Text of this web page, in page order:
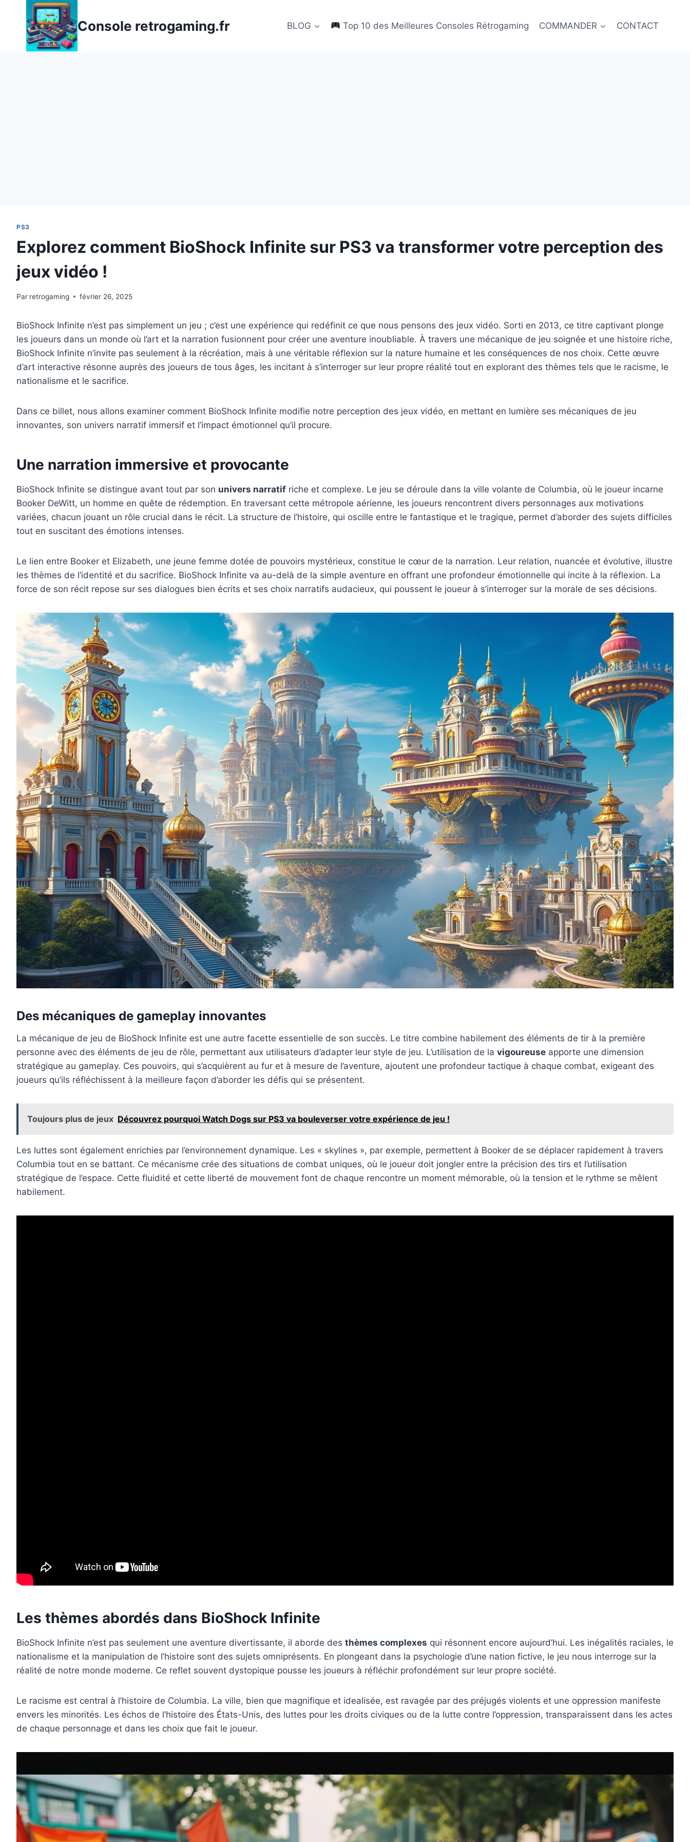
contenu
Console retrogaming.fr BLOG Top 10 des Meilleures Consoles Rétrogaming COMMANDER CONTACT
PS3
Explorez comment BioShock Infinite sur PS3 va transformer votre perception des
jeux vidéo !
Par retrogaming février 26, 2025
BioShock Infinite n’est pas simplement un jeu ; c’est une expérience qui redéfinit ce que nous pensons des jeux vidéo. Sorti en 2013, ce titre captivant plonge
les joueurs dans un monde où l’art et la narration fusionnent pour créer une aventure inoubliable. À travers une mécanique de jeu soignée et une histoire riche,
BioShock Infinite n’invite pas seulement à la récréation, mais à une véritable réflexion sur la nature humaine et les conséquences de nos choix. Cette œuvre
d’art interactive résonne auprès des joueurs de tous âges, les incitant à s’interroger sur leur propre réalité tout en explorant des thèmes tels que le racisme, le
nationalisme et le sacrifice.
Dans ce billet, nous allons examiner comment BioShock Infinite modifie notre perception des jeux vidéo, en mettant en lumière ses mécaniques de jeu
innovantes, son univers narratif immersif et l’impact émotionnel qu’il procure.
Une narration immersive et provocante
BioShock Infinite se distingue avant tout par son univers narratif riche et complexe. Le jeu se déroule dans la ville volante de Columbia, où le joueur incarne
Booker DeWitt, un homme en quête de rédemption. En traversant cette métropole aérienne, les joueurs rencontrent divers personnages aux motivations
variées, chacun jouant un rôle crucial dans le récit. La structure de l’histoire, qui oscille entre le fantastique et le tragique, permet d’aborder des sujets difficiles
tout en suscitant des émotions intenses.
Le lien entre Booker et Elizabeth, une jeune femme dotée de pouvoirs mystérieux, constitue le cœur de la narration. Leur relation, nuancée et évolutive, illustre
les thèmes de l’identité et du sacrifice. BioShock Infinite va au-delà de la simple aventure en offrant une profondeur émotionnelle qui incite à la réflexion. La
force de son récit repose sur ses dialogues bien écrits et ses choix narratifs audacieux, qui poussent le joueur à s’interroger sur la morale de ses décisions.
Des mécaniques de gameplay innovantes
La mécanique de jeu de BioShock Infinite est une autre facette essentielle de son succès. Le titre combine habilement des éléments de tir à la première
personne avec des éléments de jeu de rôle, permettant aux utilisateurs d’adapter leur style de jeu. L’utilisation de la vigoureuse apporte une dimension
stratégique au gameplay. Ces pouvoirs, qui s’acquièrent au fur et à mesure de l’aventure, ajoutent une profondeur tactique à chaque combat, exigeant des
joueurs qu’ils réfléchissent à la meilleure façon d’aborder les défis qui se présentent.
Toujours plus de jeux Découvrez pourquoi Watch Dogs sur PS3 va bouleverser votre expérience de jeu !
Les luttes sont également enrichies par l’environnement dynamique. Les « skylines », par exemple, permettent à Booker de se déplacer rapidement à travers
Columbia tout en se battant. Ce mécanisme crée des situations de combat uniques, où le joueur doit jongler entre la précision des tirs et l’utilisation
stratégique de l’espace. Cette fluidité et cette liberté de mouvement font de chaque rencontre un moment mémorable, où la tension et le rythme se mêlent
habilement.
Les thèmes abordés dans BioShock Infinite
BioShock Infinite n’est pas seulement une aventure divertissante, il aborde des thèmes complexes qui résonnent encore aujourd’hui. Les inégalités raciales, le
nationalisme et la manipulation de l’histoire sont des sujets omniprésents. En plongeant dans la psychologie d’une nation fictive, le jeu nous interroge sur la
réalité de notre monde moderne. Ce reflet souvent dystopique pousse les joueurs à réfléchir profondément sur leur propre société.
Le racisme est central à l’histoire de Columbia. La ville, bien que magnifique et idealisée, est ravagée par des préjugés violents et une oppression manifeste
envers les minorités. Les échos de l’histoire des États-Unis, des luttes pour les droits civiques ou de la lutte contre l’oppression, transparaissent dans les actes
de chaque personnage et dans les choix que fait le joueur.